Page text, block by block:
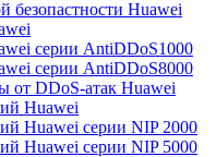
безопастности Huawei
серии AntiDDoS1000
серии AntiDDoS8000
от DDoS-атак Huawei
Huawei
Huawei серии NIP 2000
Huawei серии NIP 5000